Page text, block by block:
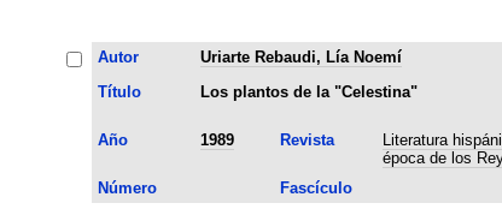
Autor
Uriarte Rebaudi, Lía Noemí
Título
Los plantos de la "Celestina"
Año
1989 Revista
Literatura
época de los
Número Fascículo